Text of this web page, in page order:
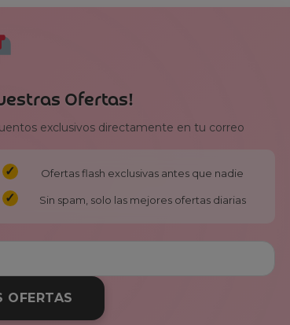
Ofertas!
exclusivos directamente en tu correo
Ofertas flash exclusivas antes que nadie
Sin spam, solo las mejores ofertas diarias
OFERTAS